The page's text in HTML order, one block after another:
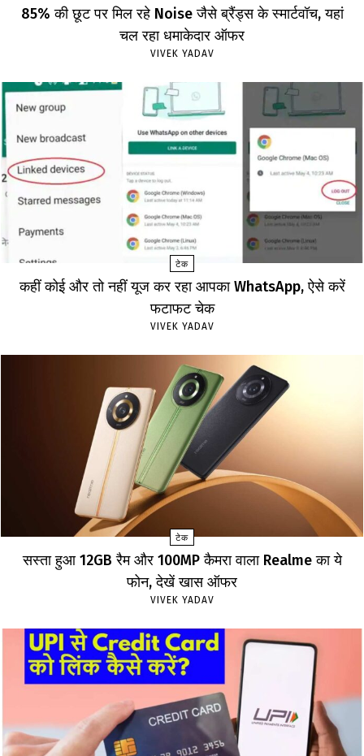
85% की छूट पर मिल रहे Noise जैसे ब्रैंड्स के स्मार्टवॉच, यहां
चल रहा धमाकेदार ऑफर
VIVEK YADAV
टेक
कहीं कोई और तो नहीं यूज कर रहा आपका WhatsApp, ऐसे करें
फटाफट चेक
VIVEK YADAV
टेक
सस्ता हुआ 12GB रैम और 100MP कैमरा वाला Realme का ये
फोन, देखें खास ऑफर
VIVEK YADAV